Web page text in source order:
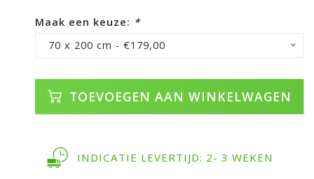
Maak een keuze: *
70 x 200 cm - €179,00
TOEVOEGEN AAN WINKELWAGEN
INDICATIE LEVERTIJD: 2- 3 WEKEN